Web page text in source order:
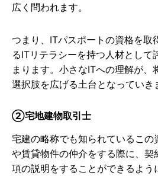
広く問われます。
つまり、ITパスポートの資格を取
るITリテラシーを持つ人材として
まります。小さなITへの理解が、
選択肢を広げる土台となっていき
②宅地建物取引士
宅建の略称でも知られているこの
や賃貸物件の仲介をする際に、契
項の説明をすることができるよう